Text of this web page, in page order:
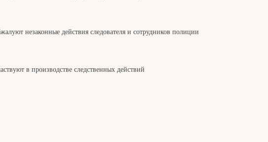
незаконные действия следователя и сотрудников полиции
в производстве следственных действий